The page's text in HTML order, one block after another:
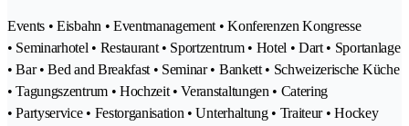
Events • Eisbahn • Eventmanagement • Konferenzen Kongresse
• Seminarhotel • Restaurant • Sportzentrum • Hotel • Dart • Sportanlage
• Bar • Bed and Breakfast • Seminar • Bankett • Schweizerische Küche
• Tagungszentrum • Hochzeit • Veranstaltungen • Catering
• Partyservice • Festorganisation • Unterhaltung • Traiteur • Hockey